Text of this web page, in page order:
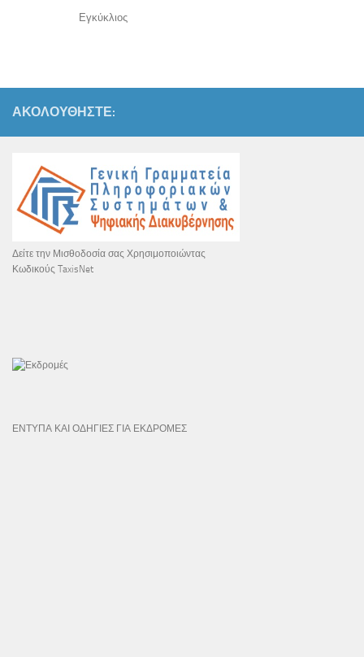
Εγκύκλιος
ΑΚΟΛΟΥΘΉΣΤΕ:
Δείτε την Μισθοδοσία σας Χρησιμοποιώντας
Κωδικούς TaxisNet
ΕΝΤΥΠΑ ΚΑΙ ΟΔΗΓΙΕΣ ΓΙΑ ΕΚΔΡΟΜΕΣ